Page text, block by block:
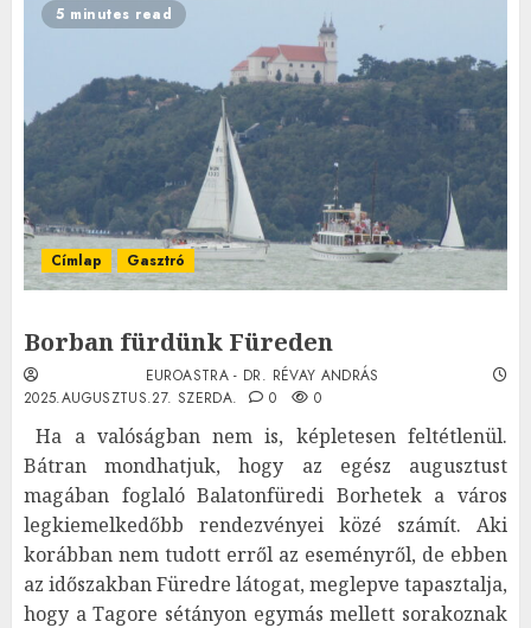
5 minutes read
Címlap Gasztró
Borban fürdünk Füreden
EUROASTRA - DR. RÉVAY ANDRÁS
2025.AUGUSZTUS.27. SZERDA.
0 0
Ha a valóságban nem is, képletesen feltétlenül.
Bátran mondhatjuk, hogy az egész augusztust
magában foglaló Balatonfüredi Borhetek a város
legkiemelkedőbb rendezvényei közé számít. Aki
korábban nem tudott erről az eseményről, de ebben
az időszakban Füredre látogat, meglepve tapasztalja,
hogy a Tagore sétányon egymás mellett sorakoznak